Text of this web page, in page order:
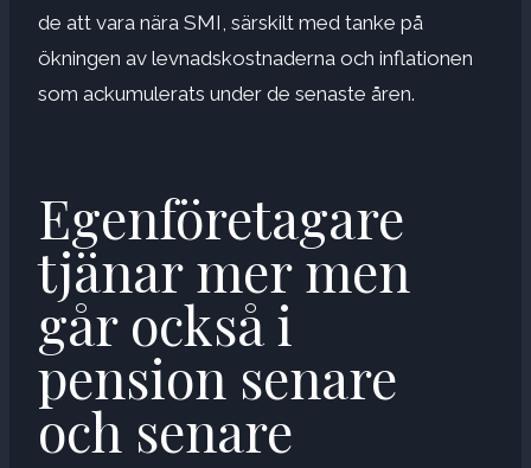
de att vara nära SMI, särskilt med tanke på
ökningen av levnadskostnaderna och inflationen
som ackumulerats under de senaste åren.
Egenföretagare
tjänar mer men
går också i
pension senare
och senare